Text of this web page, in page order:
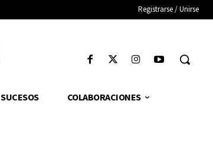
Registrarse / Unirse
SUCESOS COLABORACIONES